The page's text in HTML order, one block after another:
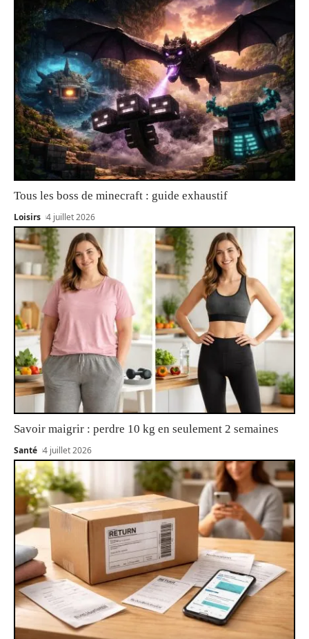
Tous les boss de minecraft : guide exhaustif
Loisirs 4 juillet 2026
Savoir maigrir : perdre 10 kg en seulement 2 semaines
Santé 4 juillet 2026